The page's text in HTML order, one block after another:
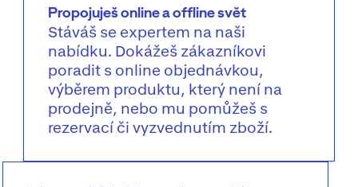
Propojuješ online a offline svět
Stáváš se expertem na naši
nabídku. Dokážeš zákazníkovi
poradit s online objednávkou,
výběrem produktu, který není na
prodejně, nebo mu pomůžeš s
rezervací či vyzvednutím zboží.